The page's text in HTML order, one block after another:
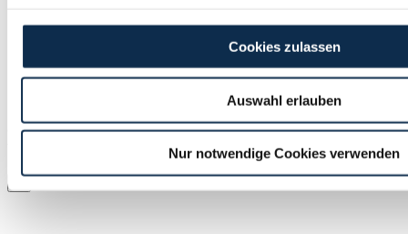
Cookies zulassen
Auswahl erlauben
Nur notwendige Cookies verwenden
Media Information
Accessibility
© 2026 · Bremen Online - eine Abteilung der WFB
Wirtschaftsförderung Bremen GmbH